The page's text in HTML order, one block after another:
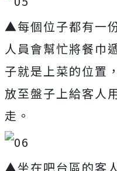
▲每個位子都有一
人員會幫忙將餐巾
子就是上菜的位置
放至盤子上給客人
走。
▲坐在吧台區的客